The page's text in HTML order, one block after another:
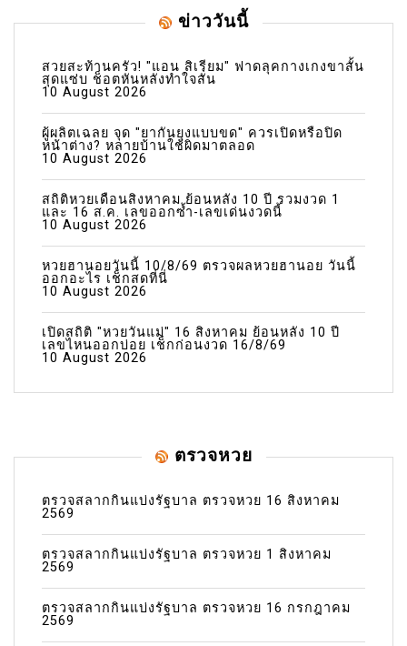
ข่าววันนี้
สวยสะท้านครัว! "แอน สิเรียม" ฟาดลุคกางเกงขาสั้น
สุดแซ่บ ช็อตหันหลังทำใจสั่น
10 August 2026
ผู้ผลิตเฉลย จุด "ยากันยุงแบบขด" ควรเปิดหรือปิด
หน้าต่าง? หลายบ้านใช้ผิดมาตลอด
10 August 2026
สถิติหวยเดือนสิงหาคม ย้อนหลัง 10 ปี รวมงวด 1
และ 16 ส.ค. เลขออกซ้ำ-เลขเด่นงวดนี้
10 August 2026
หวยฮานอยวันนี้ 10/8/69 ตรวจผลหวยฮานอย วันนี้
ออกอะไร เช็กสดที่นี่
10 August 2026
เปิดสถิติ "หวยวันแม่" 16 สิงหาคม ย้อนหลัง 10 ปี
เลขไหนออกบ่อย เช็กก่อนงวด 16/8/69
10 August 2026
ตรวจหวย
ตรวจสลากกินแบ่งรัฐบาล ตรวจหวย 16 สิงหาคม
2569
ตรวจสลากกินแบ่งรัฐบาล ตรวจหวย 1 สิงหาคม
2569
ตรวจสลากกินแบ่งรัฐบาล ตรวจหวย 16 กรกฎาคม
2569